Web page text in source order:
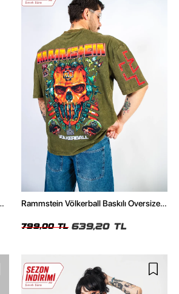
Rammstein Völkerball Baskılı Oversize
799,00 TL 639,20 TL